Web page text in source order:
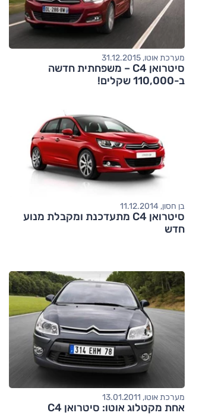
מערכת אוטו, 31.12.2015
סיטרואן C4 – משפחתית חדשה
ב-110,000 שקלים!
בן חסון, 11.12.2014
סיטרואן C4 מתעדכנת ומקבלת מנוע
חדש
מערכת אוטו, 13.01.2011
אחת מקטלוג אוטו: סיטרואן C4